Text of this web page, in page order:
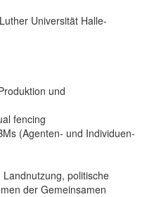
Universität Halle-
und
fencing
(Agenten- und Individuen-
Landnutzung, politische
der Gemeinsamen